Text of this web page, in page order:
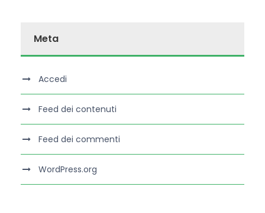
Meta
Accedi
Feed dei contenuti
Feed dei commenti
WordPress.org